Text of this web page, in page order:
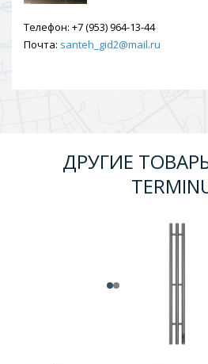
Телефон: +7 (953) 964-13-44
Почта: santeh_gid2@mail.ru
ДРУГИЕ